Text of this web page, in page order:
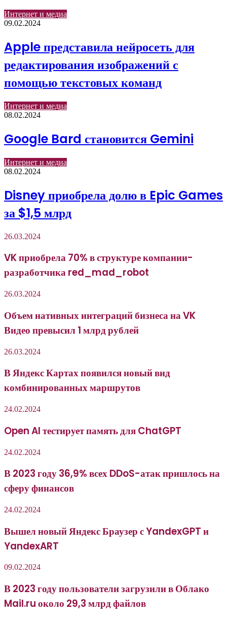
Интернет и медиа
09.02.2024
Apple представила нейросеть для
редактирования изображений с
помощью текстовых команд
Интернет и медиа
08.02.2024
Google Bard становится Gemini
Интернет и медиа
08.02.2024
Disney приобрела долю в Epic Games
за $1,5 млрд
26.03.2024
VK приобрела 70% в структуре компании-
разработчика red_mad_robot
26.03.2024
Объем нативных интеграций бизнеса на VK
Видео превысил 1 млрд рублей
26.03.2024
В Яндекс Картах появился новый вид
комбинированных маршрутов
24.02.2024
Open AI тестирует память для ChatGPT
24.02.2024
В 2023 году 36,9% всех DDoS-атак пришлось на
сферу финансов
24.02.2024
Вышел новый Яндекс Браузер с YandexGPT и
YandexART
09.02.2024
В 2023 году пользователи загрузили в Облако
Mail.ru около 29,3 млрд файлов